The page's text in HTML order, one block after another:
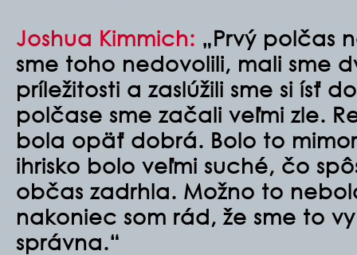
Joshua Kimmich: „Prvý polčas
sme toho nedovolili, mali sme
príležitosti a zaslúžili sme si ísť
polčase sme začali veľmi zle.
bola opäť dobrá. Bolo to
ihrisko bolo veľmi suché, čo
občas zadrhla. Možno to
nakoniec som rád, že sme to
správna.“